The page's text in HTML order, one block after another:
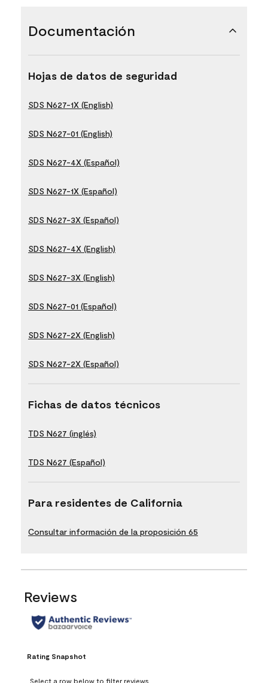
Documentación
Hojas de datos de seguridad
SDS N627-1X (English)
SDS N627-01 (English)
SDS N627-4X (Español)
SDS N627-1X (Español)
SDS N627-3X (Español)
SDS N627-4X (English)
SDS N627-3X (English)
SDS N627-01 (Español)
SDS N627-2X (English)
SDS N627-2X (Español)
Fichas de datos técnicos
TDS N627 (inglés)
TDS N627 (Español)
Para residentes de California
Consultar información de la proposición 65
Reviews
Rating Snapshot
Select a row below to filter reviews.